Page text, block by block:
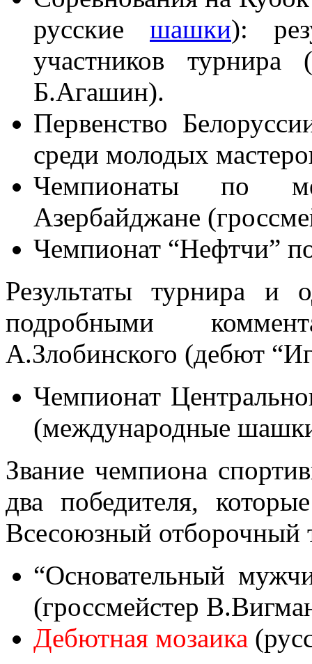
русские шашки):
участников турнира
Б.Агашин).
Первенство
среди молодых
Чемпионаты по
Азербайджане
Чемпионат “Нефтчи”
Результаты турнира и
подробными
А.Злобинского (дебют
Чемпионат
(международные
Звание чемпиона
два победителя,
Всесоюзный отборочный
“Основательный
(гроссмейстер
Дебютная мозаика